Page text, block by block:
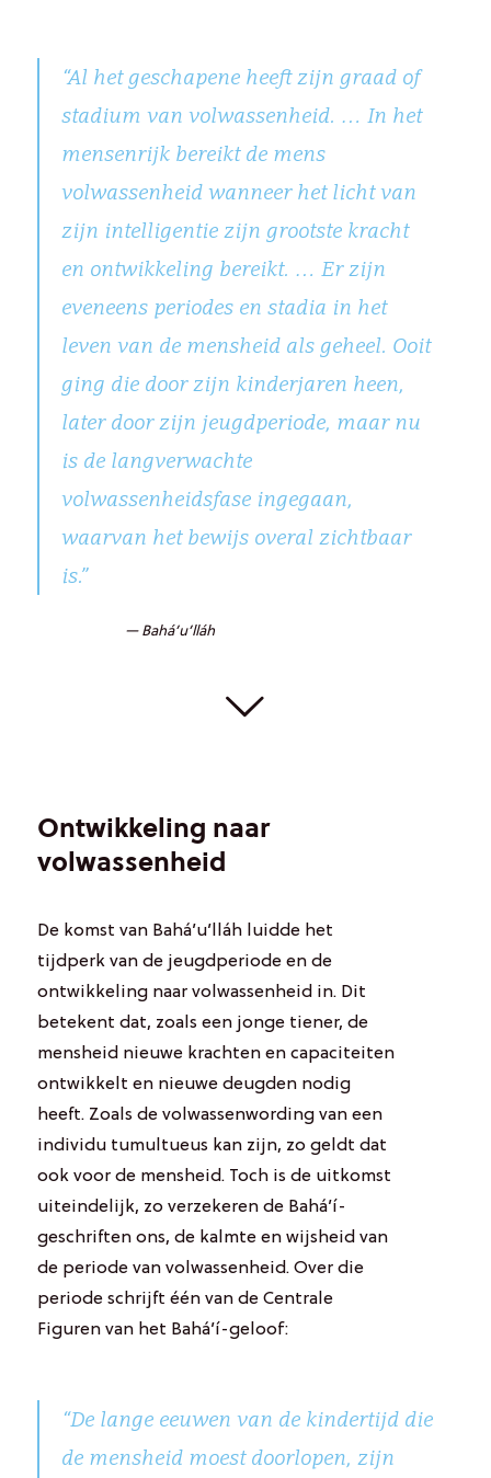
“Al het geschapene heeft zijn graad of
stadium van volwassenheid. … In het
mensenrijk bereikt de mens
volwassenheid wanneer het licht van
zijn intelligentie zijn grootste kracht
en ontwikkeling bereikt. … Er zijn
eveneens periodes en stadia in het
leven van de mensheid als geheel. Ooit
ging die door zijn kinderjaren heen,
later door zijn jeugdperiode, maar nu
is de langverwachte
volwassenheidsfase ingegaan,
waarvan het bewijs overal zichtbaar
is.”
— Bahá’u’lláh
Ontwikkeling naar
volwassenheid
De komst van Bahá’u’lláh luidde het
tijdperk van de jeugdperiode en de
ontwikkeling naar volwassenheid in. Dit
betekent dat, zoals een jonge tiener, de
mensheid nieuwe krachten en capaciteiten
ontwikkelt en nieuwe deugden nodig
heeft. Zoals de volwassenwording van een
individu tumultueus kan zijn, zo geldt dat
ook voor de mensheid. Toch is de uitkomst
uiteindelijk, zo verzekeren de Bahá’í-
geschriften ons, de kalmte en wijsheid van
de periode van volwassenheid. Over die
periode schrijft één van de Centrale
Figuren van het Bahá’í-geloof:
“De lange eeuwen van de kindertijd die
de mensheid moest doorlopen, zijn